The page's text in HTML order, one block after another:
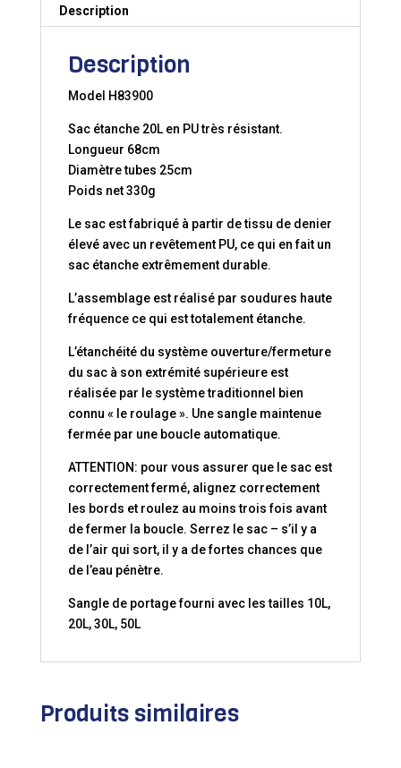
Description
Description
Model H83900
Sac étanche 20L en PU très résistant.
Longueur 68cm
Diamètre tubes 25cm
Poids net 330g
Le sac est fabriqué à partir de tissu de denier
élevé avec un revêtement PU, ce qui en fait un
sac étanche extrêmement durable.
L’assemblage est réalisé par soudures haute
fréquence ce qui est totalement étanche.
L’étanchéité du système ouverture/fermeture
du sac à son extrémité supérieure est
réalisée par le système traditionnel bien
connu « le roulage ». Une sangle maintenue
fermée par une boucle automatique.
ATTENTION: pour vous assurer que le sac est
correctement fermé, alignez correctement
les bords et roulez au moins trois fois avant
de fermer la boucle. Serrez le sac – s’il y a
de l’air qui sort, il y a de fortes chances que
de l’eau pénètre.
Sangle de portage fourni avec les tailles 10L,
20L, 30L, 50L
Produits similaires